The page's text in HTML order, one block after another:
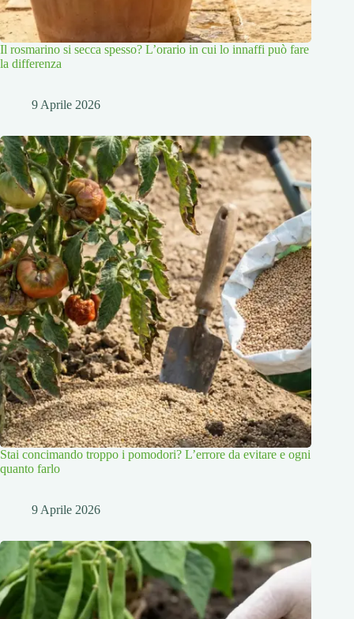
Il rosmarino si secca spesso? L’orario in cui lo innaffi può fare
la differenza
9 Aprile 2026
Stai concimando troppo i pomodori? L’errore da evitare e ogni
quanto farlo
9 Aprile 2026